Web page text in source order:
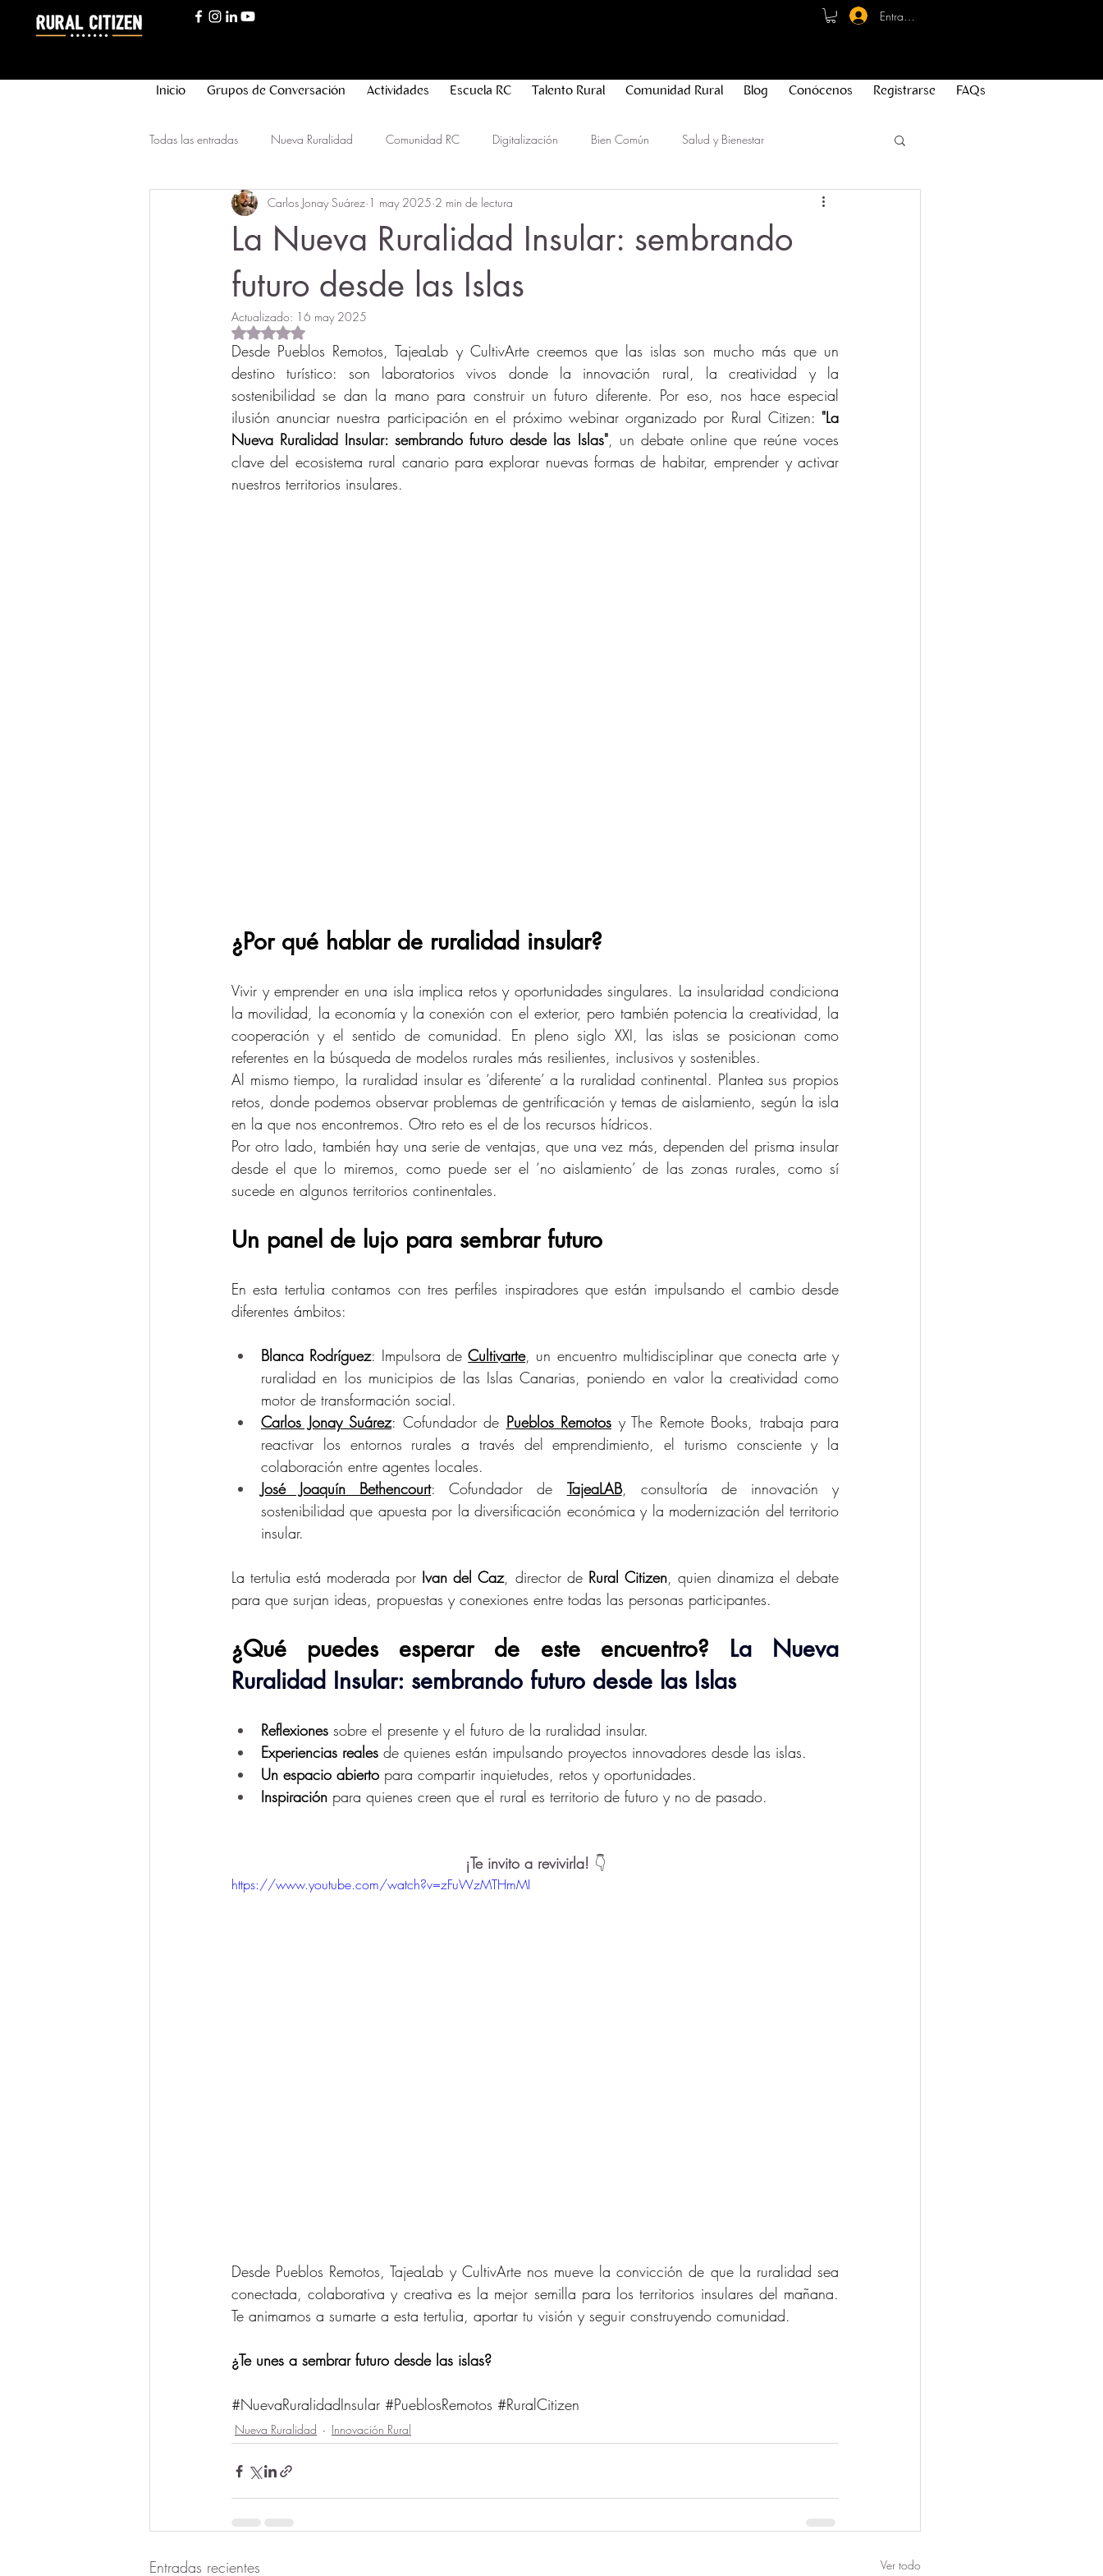
Entrar - Registro
Inicio Grupos de Conversación Actividades Escuela RC Talento Rural Comunidad Rural Blog Conócenos Registrarse FAQs
Todas las entradas Nueva Ruralidad Comunidad RC Digitalización Bien Común Salud y Bienestar
Innovación Rural Nueva Longevidad
La Nueva Ruralidad Insular: sembrando
futuro desde las Islas
Carlos Jonay Suárez 1 may 2025 2 min de lectura
Actualizado: 16 may 2025
Obtuvo NaN de 5 estrellas.
Desde Pueblos Remotos, TajeaLab y CultivArte creemos que las islas son mucho más que un
destino turístico: son laboratorios vivos donde la innovación rural, la creatividad y la
sostenibilidad se dan la mano para construir un futuro diferente. Por eso, nos hace especial
ilusión anunciar nuestra participación en el próximo webinar organizado por Rural Citizen: "La
Nueva Ruralidad Insular: sembrando futuro desde las Islas", un debate online que reúne voces
clave del ecosistema rural canario para explorar nuevas formas de habitar, emprender y activar
nuestros territorios insulares.
¿Por qué hablar de ruralidad insular?
Vivir y emprender en una isla implica retos y oportunidades singulares. La insularidad condiciona
la movilidad, la economía y la conexión con el exterior, pero también potencia la creatividad, la
cooperación y el sentido de comunidad. En pleno siglo XXI, las islas se posicionan como
referentes en la búsqueda de modelos rurales más resilientes, inclusivos y sostenibles.
Al mismo tiempo, la ruralidad insular es ‘diferente’ a la ruralidad continental. Plantea sus propios
retos, donde podemos observar problemas de gentrificación y temas de aislamiento, según la isla
en la que nos encontremos. Otro reto es el de los recursos hídricos.
Por otro lado, también hay una serie de ventajas, que una vez más, dependen del prisma insular
desde el que lo miremos, como puede ser el ‘no aislamiento’ de las zonas rurales, como sí
sucede en algunos territorios continentales.
Un panel de lujo para sembrar futuro
En esta tertulia contamos con tres perfiles inspiradores que están impulsando el cambio desde
diferentes ámbitos:
Blanca Rodríguez: Impulsora de Cultivarte, un encuentro multidisciplinar que conecta arte y
ruralidad en los municipios de las Islas Canarias, poniendo en valor la creatividad como
motor de transformación social.
Carlos Jonay Suárez: Cofundador de Pueblos Remotos y The Remote Books, trabaja para
reactivar los entornos rurales a través del emprendimiento, el turismo consciente y la
colaboración entre agentes locales.
José Joaquín Bethencourt: Cofundador de TajeaLAB, consultoría de innovación y
sostenibilidad que apuesta por la diversificación económica y la modernización del territorio
insular.
La tertulia está moderada por Ivan del Caz, director de Rural Citizen, quien dinamiza el debate
para que surjan ideas, propuestas y conexiones entre todas las personas participantes.
¿Qué puedes esperar de este encuentro? La Nueva
Ruralidad Insular: sembrando futuro desde las Islas
Reflexiones sobre el presente y el futuro de la ruralidad insular.
Experiencias reales de quienes están impulsando proyectos innovadores desde las islas.
Un espacio abierto para compartir inquietudes, retos y oportunidades.
Inspiración para quienes creen que el rural es territorio de futuro y no de pasado.
¡Te invito a revivirla! 👇
https://www.youtube.com/watch?v=zFuWzMTHmMI
Desde Pueblos Remotos, TajeaLab y CultivArte nos mueve la convicción de que la ruralidad sea
conectada, colaborativa y creativa es la mejor semilla para los territorios insulares del mañana.
Te animamos a sumarte a esta tertulia, aportar tu visión y seguir construyendo comunidad.
¿Te unes a sembrar futuro desde las islas?
#NuevaRuralidadInsular #PueblosRemotos #RuralCitizen
Nueva Ruralidad Innovación Rural
Entradas recientes Ver todo